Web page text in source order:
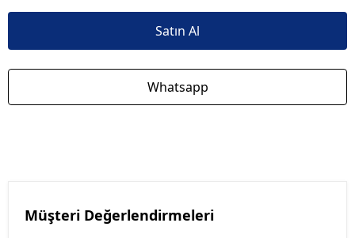
Satın Al
Whatsapp
Müşteri Değerlendirmeleri